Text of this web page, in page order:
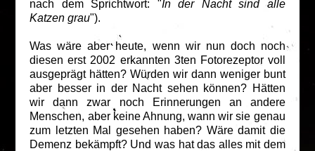
nach dem Sprichtwort: "In der Nacht sind alle
Katzen grau").
Was wäre aber heute, wenn wir nun doch noch
diesen erst 2002 erkannten 3ten Fotorezeptor voll
ausgeprägt hätten? Würden wir dann weniger bunt
aber besser in der Nacht sehen können? Hätten
wir dann zwar noch Erinnerungen an andere
Menschen, aber keine Ahnung, wann wir sie genau
zum letzten Mal gesehen haben? Wäre damit die
Demenz bekämpft? Und was hat das alles mit dem